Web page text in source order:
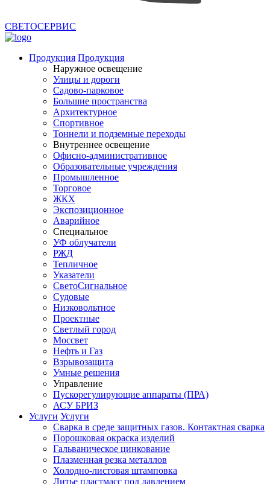
СВЕТОСЕРВИС
Продукция Продукция
Наружное освещение
Улицы и дороги
Садово-парковое
Большие пространства
Архитектурное
Спортивное
Тоннели и подземные переходы
Внутреннее освещение
Офисно-административное
Образовательные учреждения
Промышленное
Торговое
ЖКХ
Экспозиционное
Аварийное
Специальное
УФ облучатели
РЖД
Тепличное
Указатели
СветоСигнальное
Судовые
Низковольтное
Проектные
Светлый город
Моссвет
Нефть и Газ
Взрывозащита
Умные решения
Управление
Пускорегулирующие аппараты (ПРА)
АСУ БРИЗ
Услуги Услуги
Сварка в среде защитных газов. Контактная сварка
Порошковая окраска изделий
Гальваническое цинкование
Плазменная резка металлов
Холодно-листовая штамповка
Литье пластмасс под давлением